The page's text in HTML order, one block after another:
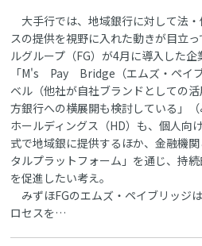
大手行では、地域銀行に対して法
スの提供を視野に入れた動きが目立
ルグループ（FG）が4月に導入した
「M's Pay Bridge（エムズ・ペイ
ベル（他社が自社ブランドとしての
方銀行への横展開も検討している」
ホールディングス（HD）も、個人向
式で地域銀に提供するほか、金融機
タルプラットフォーム」を通じ、持
を促進したい考え。
みずほFGのエムズ・ペイブリッジ
ロセスを…